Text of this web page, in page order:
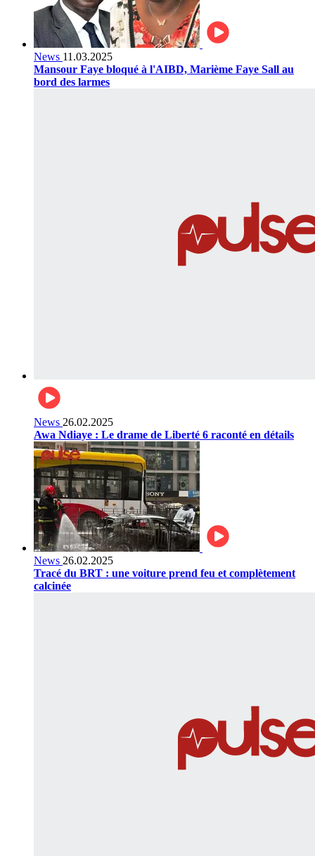
News 11.03.2025
Mansour Faye bloqué à l'AIBD, Marième Faye Sall au
bord des larmes
News 26.02.2025
Awa Ndiaye : Le drame de Liberté 6 raconté en détails
News 26.02.2025
Tracé du BRT : une voiture prend feu et complètement
calcinée